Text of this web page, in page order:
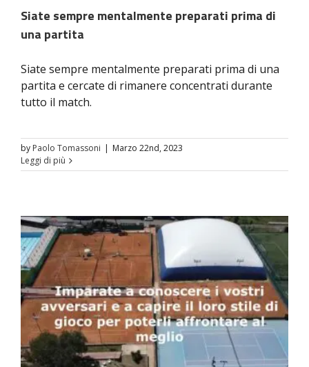
Siate sempre mentalmente preparati prima di
una partita
Siate sempre mentalmente preparati prima di una
partita e cercate di rimanere concentrati durante
tutto il match.
by Paolo Tomassoni | Marzo 22nd, 2023
Leggi di più